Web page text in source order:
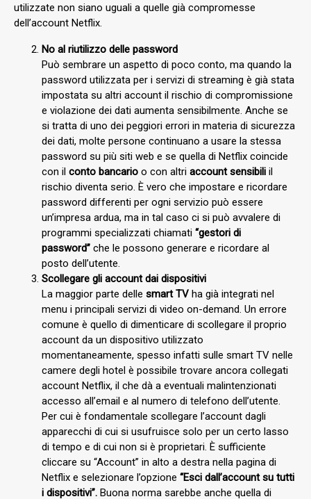
utilizzate non siano uguali a quelle già compromesse
dell’account Netflix.
No al riutilizzo delle password
Può sembrare un aspetto di poco conto, ma quando la
password utilizzata per i servizi di streaming è già stata
impostata su altri account il rischio di compromissione
e violazione dei dati aumenta sensibilmente. Anche se
si tratta di uno dei peggiori errori in materia di sicurezza
dei dati, molte persone continuano a usare la stessa
password su più siti web e se quella di Netflix coincide
con il conto bancario o con altri account sensibili il
rischio diventa serio. È vero che impostare e ricordare
password differenti per ogni servizio può essere
un’impresa ardua, ma in tal caso ci si può avvalere di
programmi specializzati chiamati “gestori di
password” che le possono generare e ricordare al
posto dell’utente.
Scollegare gli account dai dispositivi
La maggior parte delle smart TV ha già integrati nel
menu i principali servizi di video on-demand. Un errore
comune è quello di dimenticare di scollegare il proprio
account da un dispositivo utilizzato
momentaneamente, spesso infatti sulle smart TV nelle
camere degli hotel è possibile trovare ancora collegati
account Netflix, il che dà a eventuali malintenzionati
accesso all’email e al numero di telefono dell’utente.
Per cui è fondamentale scollegare l’account dagli
apparecchi di cui si usufruisce solo per un certo lasso
di tempo e di cui non si è proprietari. È sufficiente
cliccare su “Account” in alto a destra nella pagina di
Netflix e selezionare l’opzione “Esci dall’account su tutti
i dispositivi”. Buona norma sarebbe anche quella di